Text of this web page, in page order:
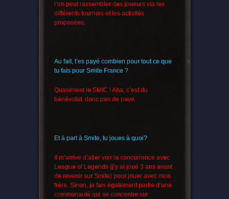
l’on peut rassembler des joueurs via les
différents tournois et les activités
proposées.
Au fait, t’es payé combien pour tout ce que
tu fais pour Smite France ?
Quasiment le SMIC ! Aha, c’est du
bénévolat, donc pas de paye.
Et à part à Smite, tu joues à quoi?
Il m’arrive d’aller voir la concurrence avec
League of Legends (j’y ai joué 3 ans avant
de revenir sur Smite) pour jouer avec mon
frère. Sinon, je fais également partie d’une
communauté qui se concentre sur